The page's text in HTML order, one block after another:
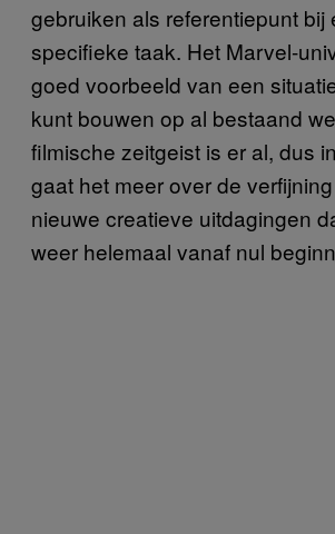
gebruiken als referentiepunt bij
specifieke taak. Het Marvel-
goed voorbeeld van een
kunt bouwen op al bestaand
filmische zeitgeist is er al, dus
gaat het meer over de
nieuwe creatieve uitdagingen
weer helemaal vanaf nul